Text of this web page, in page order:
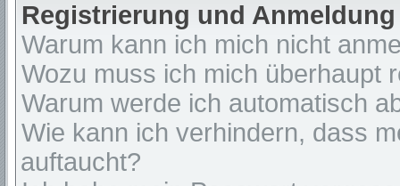
Registrierung und Anmeldung
Warum kann ich mich nicht
Wozu muss ich mich überhaupt
Warum werde ich automatisch
Wie kann ich verhindern, dass
auftaucht?